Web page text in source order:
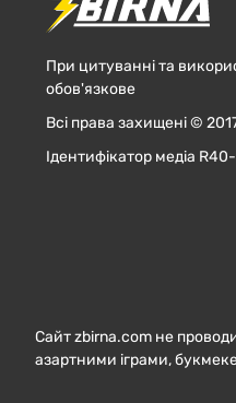
При цитуванні та
обов'язкове
Всі права захищені ©
Ідентифікатор медіа
Сайт zbirna.com не
азартними іграми,